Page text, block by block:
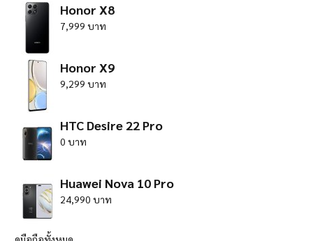
Honor X8
7,999 บาท
Honor X9
9,299 บาท
HTC Desire 22 Pro
0 บาท
Huawei Nova 10 Pro
24,990 บาท